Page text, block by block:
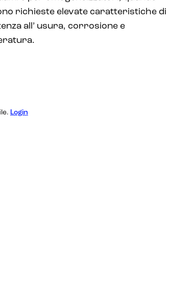
richieste elevate caratteristiche di
all’ usura, corrosione e
Login